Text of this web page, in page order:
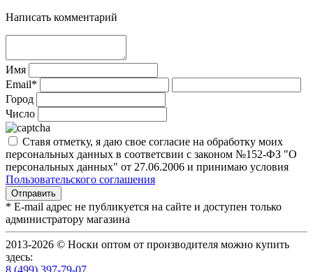
Написать комментарий
Имя
Email*
Город
Число
Ставя отметку, я даю свое согласие на обработку моих
персональных данных в соответсвии с законом №152-ФЗ "О
персональных данных" от 27.06.2006 и принимаю условия
Пользовательского соглашения
* E-mail адрес не публикуется на сайте и доступен только
администратору магазина
2013-2026 © Носки оптом от производителя можно купить
здесь:
8 (499) 397-79-07